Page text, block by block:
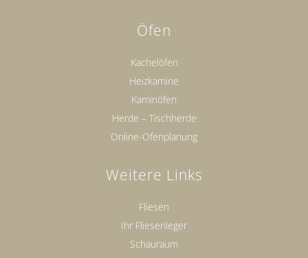
Öfen
Kachelöfen
Heizkamine
Kaminöfen
Herde – Tischherde
Online-Ofenplanung
Weitere Links
Fliesen
Ihr Fliesenleger
Schauraum